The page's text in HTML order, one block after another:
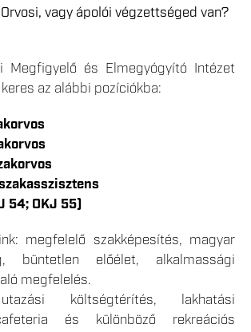
vagy ápolói végzettséged van?
Megfigyelő és Elmegyógyító Intézet
az alábbi pozíciókba:
54; OKJ 55)
megfelelő szakképesítés, magyar
büntetlen előélet, alkalmassági
megfelelés.
költségtérítés, lakhatási
és különböző rekreációs